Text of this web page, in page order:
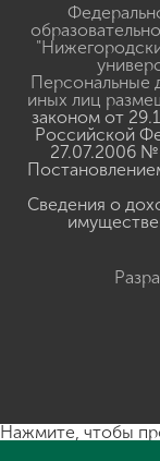
Персональные
иных лиц
законом от
Российской
27.07.2006
Сведения о
Нажмите, чтобы